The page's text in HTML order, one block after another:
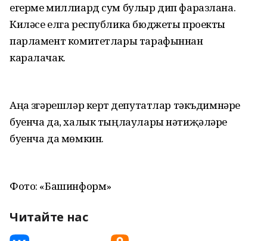
егерме миллиард сум булыр дип фаразлана.
Киләсе елга республика бюджеты проекты
парламент комитетлары тарафыннан
каралачак.
Аңа үзгәрешләр кертү депутатлар тәкъдимнәре
буенча да, халык тыңлаулары нәтиҗәләре
буенча да мөмкин.
Фото: «Башинформ»
Читайте нас